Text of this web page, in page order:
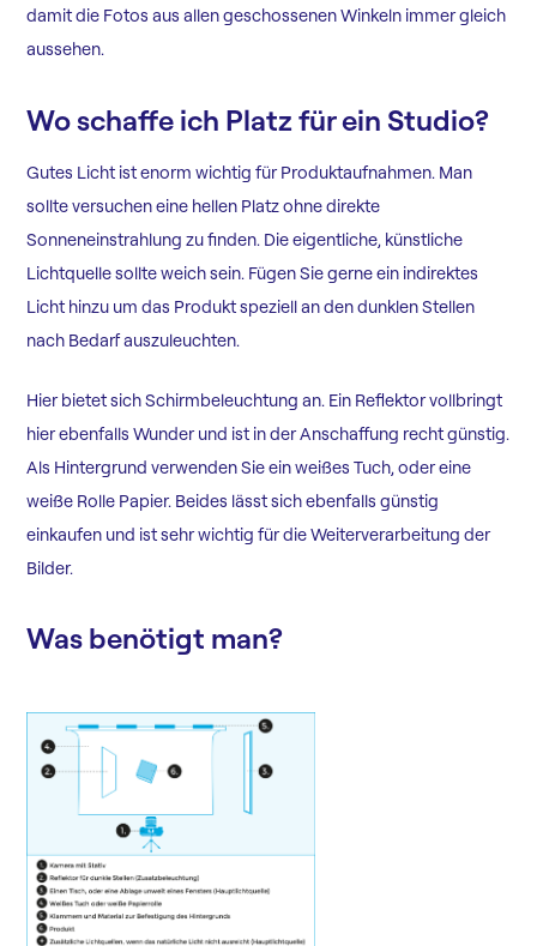
damit die Fotos aus allen geschossenen Winkeln immer gleich
aussehen.
Wo schaffe ich Platz für ein Studio?
Gutes Licht ist enorm wichtig für Produktaufnahmen. Man
sollte versuchen eine hellen Platz ohne direkte
Sonneneinstrahlung zu finden. Die eigentliche, künstliche
Lichtquelle sollte weich sein. Fügen Sie gerne ein indirektes
Licht hinzu um das Produkt speziell an den dunklen Stellen
nach Bedarf auszuleuchten.
Hier bietet sich Schirmbeleuchtung an. Ein Reflektor vollbringt
hier ebenfalls Wunder und ist in der Anschaffung recht günstig.
Als Hintergrund verwenden Sie ein weißes Tuch, oder eine
weiße Rolle Papier. Beides lässt sich ebenfalls günstig
einkaufen und ist sehr wichtig für die Weiterverarbeitung der
Bilder.
Was benötigt man?